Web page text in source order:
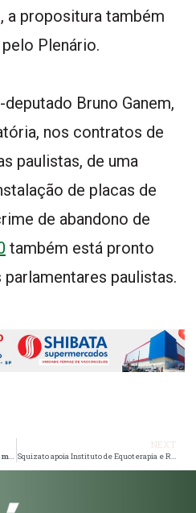
a propositura também
Plenário.
Bruno Ganem,
nos contratos de
paulistas, de uma
de placas de
de abandono de
também está pronto
paulistas.
Ferraz abre inscrições para diversas modalidades esportivas Squizato apoia Instituto de Equoterapia e Reabilitação no Cambiri